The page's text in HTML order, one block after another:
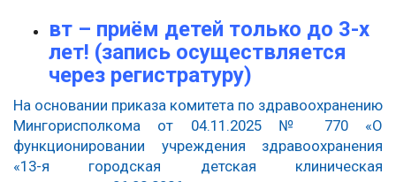
вт – приём детей только до 3-х
лет! (запись осуществляется
через регистратуру)
На основании приказа комитета по здравоохранению
Мингорисполкома от 04.11.2025 № 770 «О
функционировании учреждения здравоохранения
«13-я городская детская клиническая